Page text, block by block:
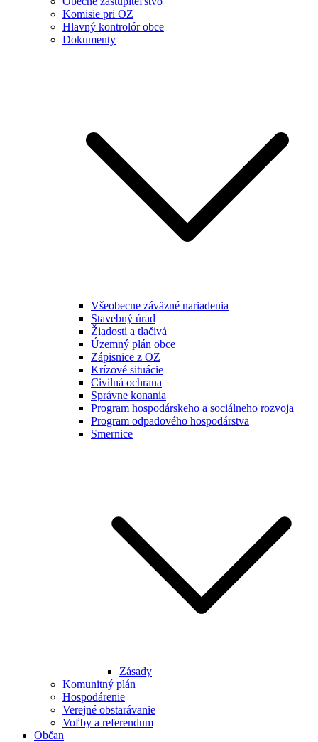
Komisie pri OZ
Hlavný kontrolór obce
Dokumenty
Všeobecne záväzné nariadenia
Stavebný úrad
Žiadosti a tlačivá
Územný plán obce
Zápisnice z OZ
Krízové situácie
Civilná ochrana
Správne konania
Program hospodárskeho a sociálneho rozvoja
Program odpadového hospodárstva
Smernice
Zásady
Komunitný plán
Hospodárenie
Verejné obstarávanie
Voľby a referendum
Občan